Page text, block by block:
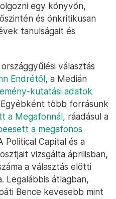
egy könyvön,
és önkritikusan
tanulságait és
választás
Endrétől, a Medián
kutatási adatok
több forrásunk
a Megafonnál, ráadásul a
a megafonos
Political Capital és a
vizsgálta áprilisban,
a választás előtti
Legalábbis átlagban,
Bence kevesebb mint